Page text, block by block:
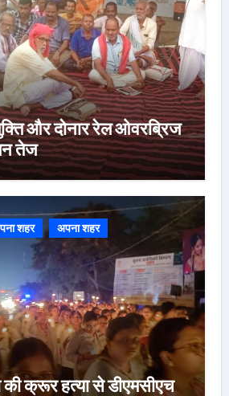
और दोनार रेल ओवरब्रिज
तेज
शहर अपना शहर
की क्रूर हत्या से डीएमसीएच